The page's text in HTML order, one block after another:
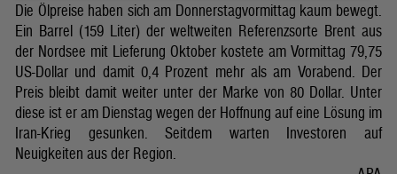
Die Ölpreise haben sich am Donnerstagvormittag kaum bewegt.
Ein Barrel (159 Liter) der weltweiten Referenzsorte Brent aus
der Nordsee mit Lieferung Oktober kostete am Vormittag 79,75
US-Dollar und damit 0,4 Prozent mehr als am Vorabend. Der
Preis bleibt damit weiter unter der Marke von 80 Dollar. Unter
diese ist er am Dienstag wegen der Hoffnung auf eine Lösung im
Iran-Krieg gesunken. Seitdem warten Investoren auf
Neuigkeiten aus der Region.